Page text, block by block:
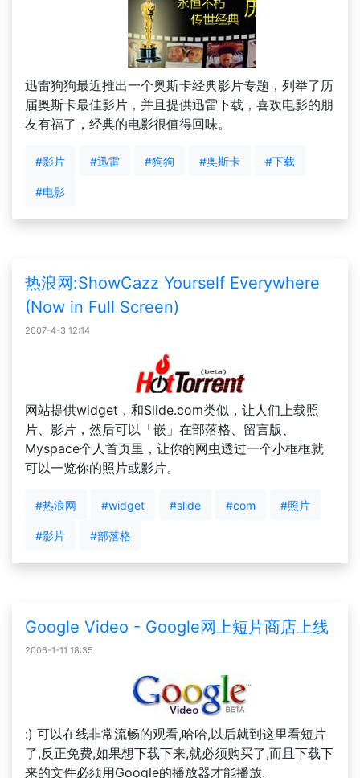
迅雷狗狗最近推出一个奥斯卡经典影片专题，列举了历
届奥斯卡最佳影片，并且提供迅雷下载，喜欢电影的朋
友有福了，经典的电影很值得回味。
#影片 #迅雷 #狗狗 #奥斯卡 #下载
#电影
热浪网:ShowCazz Yourself Everywhere
(Now in Full Screen)
2007-4-3 12:14
网站提供widget，和Slide.com类似，让人们上载照
片、影片，然后可以「嵌」在部落格、留言版、
Myspace个人首页里，让你的网虫透过一个小框框就
可以一览你的照片或影片。
#热浪网 #widget #slide #com #照片
#影片 #部落格
Google Video - Google网上短片商店上线
2006-1-11 18:35
:) 可以在线非常流畅的观看,哈哈,以后就到这里看短片
了,反正免费,如果想下载下来,就必须购买了,而且下载下
来的文件必须用Google的播放器才能播放.